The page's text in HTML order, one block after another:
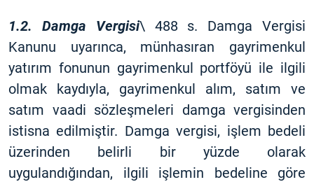
1.2. Damga Vergisi\ 488 s. Damga Vergisi
Kanunu uyarınca, münhasıran gayrimenkul
yatırım fonunun gayrimenkul portföyü ile ilgili
olmak kaydıyla, gayrimenkul alım, satım ve
satım vaadi sözleşmeleri damga vergisinden
istisna edilmiştir. Damga vergisi, işlem bedeli
üzerinden belirli bir yüzde olarak
uygulandığından, ilgili işlemin bedeline göre